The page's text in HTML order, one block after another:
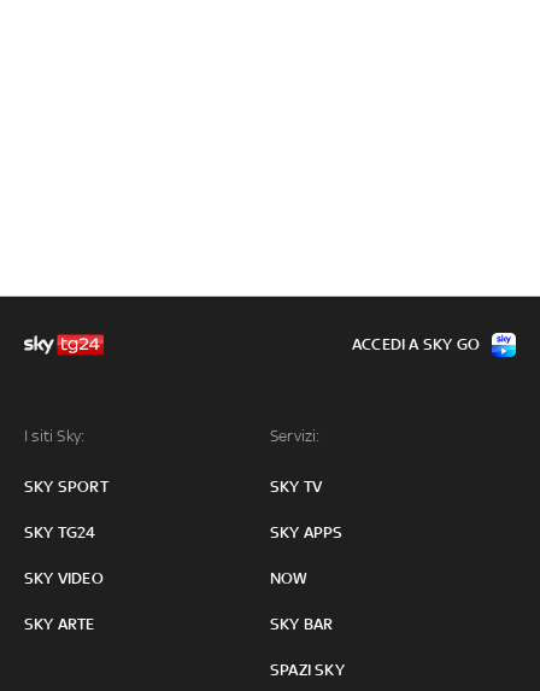
I siti Sky:
SKY SPORT
SKY TG24
SKY VIDEO
SKY ARTE
Servizi:
SKY TV
SKY APPS
NOW
SKY BAR
SPAZI SKY
ACCEDI A SKY GO